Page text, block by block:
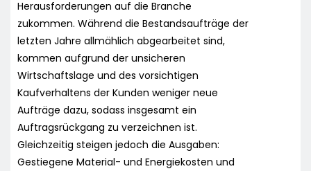
Herausforderungen auf die Branche
zukommen. Während die Bestandsaufträge der
letzten Jahre allmählich abgearbeitet sind,
kommen aufgrund der unsicheren
Wirtschaftslage und des vorsichtigen
Kaufverhaltens der Kunden weniger neue
Aufträge dazu, sodass insgesamt ein
Auftragsrückgang zu verzeichnen ist.
Gleichzeitig steigen jedoch die Ausgaben:
Gestiegene Material- und Energiekosten und